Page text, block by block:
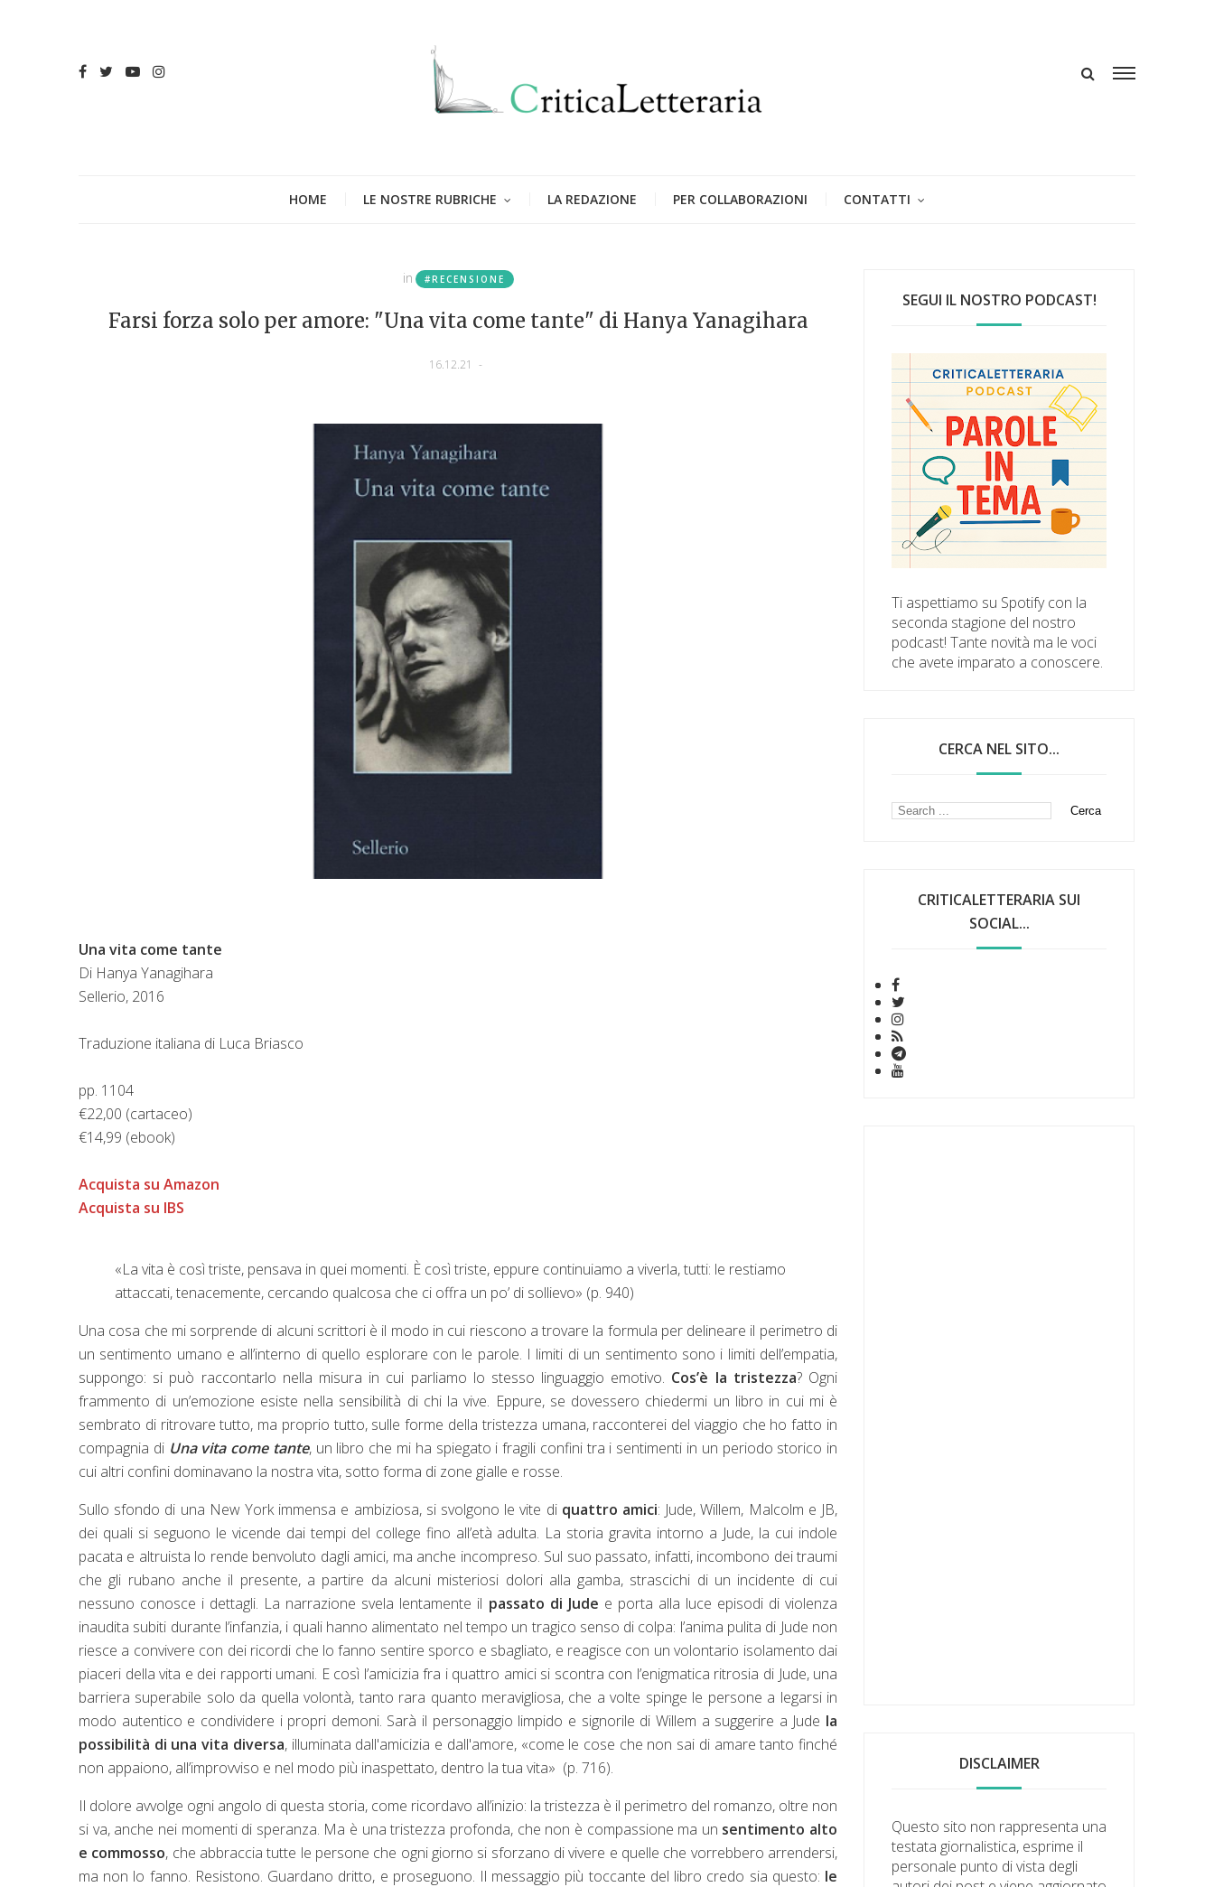
HOME LE NOSTRE RUBRICHE LA REDAZIONE PER COLLABORAZIONI CONTATTI
in #RECENSIONE
Farsi forza solo per amore: "Una vita come tante" di Hanya Yanagihara
16.12.21 -
Una vita come tante
Di Hanya Yanagihara
Sellerio, 2016
Traduzione italiana di Luca Briasco
pp. 1104
€22,00 (cartaceo)
€14,99 (ebook)
Acquista su Amazon
Acquista su IBS
«La vita è così triste, pensava in quei momenti. È così triste, eppure continuiamo a viverla, tutti: le restiamo
attaccati, tenacemente, cercando qualcosa che ci offra un po’ di sollievo» (p. 940)
Una cosa che mi sorprende di alcuni scrittori è il modo in cui riescono a trovare la formula per delineare il perimetro di
un sentimento umano e all’interno di quello esplorare con le parole. I limiti di un sentimento sono i limiti dell’empatia,
suppongo: si può raccontarlo nella misura in cui parliamo lo stesso linguaggio emotivo. Cos’è la tristezza? Ogni
frammento di un’emozione esiste nella sensibilità di chi la vive. Eppure, se dovessero chiedermi un libro in cui mi è
sembrato di ritrovare tutto, ma proprio tutto, sulle forme della tristezza umana, racconterei del viaggio che ho fatto in
compagnia di Una vita come tante, un libro che mi ha spiegato i fragili confini tra i sentimenti in un periodo storico in
cui altri confini dominavano la nostra vita, sotto forma di zone gialle e rosse.
Sullo sfondo di una New York immensa e ambiziosa, si svolgono le vite di quattro amici: Jude, Willem, Malcolm e JB,
dei quali si seguono le vicende dai tempi del college fino all’età adulta. La storia gravita intorno a Jude, la cui indole
pacata e altruista lo rende benvoluto dagli amici, ma anche incompreso. Sul suo passato, infatti, incombono dei traumi
che gli rubano anche il presente, a partire da alcuni misteriosi dolori alla gamba, strascichi di un incidente di cui
nessuno conosce i dettagli. La narrazione svela lentamente il passato di Jude e porta alla luce episodi di violenza
inaudita subiti durante l’infanzia, i quali hanno alimentato nel tempo un tragico senso di colpa: l’anima pulita di Jude non
riesce a convivere con dei ricordi che lo fanno sentire sporco e sbagliato, e reagisce con un volontario isolamento dai
piaceri della vita e dei rapporti umani. E così l’amicizia fra i quattro amici si scontra con l’enigmatica ritrosia di Jude, una
barriera superabile solo da quella volontà, tanto rara quanto meravigliosa, che a volte spinge le persone a legarsi in
modo autentico e condividere i propri demoni. Sarà il personaggio limpido e signorile di Willem a suggerire a Jude la
possibilità di una vita diversa, illuminata dall'amicizia e dall'amore, «come le cose che non sai di amare tanto finché
non appaiono, all’improvviso e nel modo più inaspettato, dentro la tua vita» (p. 716).
Il dolore avvolge ogni angolo di questa storia, come ricordavo all’inizio: la tristezza è il perimetro del romanzo, oltre non
si va, anche nei momenti di speranza. Ma è una tristezza profonda, che non è compassione ma un sentimento alto
e commosso, che abbraccia tutte le persone che ogni giorno si sforzano di vivere e quelle che vorrebbero arrendersi,
ma non lo fanno. Resistono. Guardano dritto, e proseguono. Il messaggio più toccante del libro credo sia questo: le
SEGUI IL NOSTRO PODCAST!
Ti aspettiamo su Spotify con la
seconda stagione del nostro
podcast! Tante novità ma le voci
che avete imparato a conoscere.
CERCA NEL SITO...
CRITICALETTERARIA SUI
SOCIAL...
DISCLAIMER
Questo sito non rappresenta una
testata giornalistica, esprime il
personale punto di vista degli